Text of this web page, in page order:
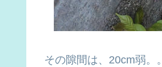
その隙間は、20cm弱。。